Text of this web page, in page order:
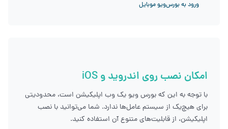
ورود به بورس‌ویو موبایل
امکان نصب روی اندروید و iOS
با توجه به این که بورس ویو یک وب اپلیکیشن است، محدودیتی
برای هیچ‌یک از سیستم عامل‌ها ندارد. شما می‌توانید با نصب
اپلیکیشن، از قابلیت‌های متنوع آن استفاده کنید.